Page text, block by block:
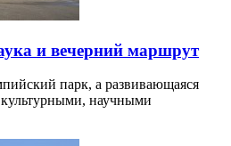
и вечерний маршрут
парк, а развивающаяся
культурными, научными